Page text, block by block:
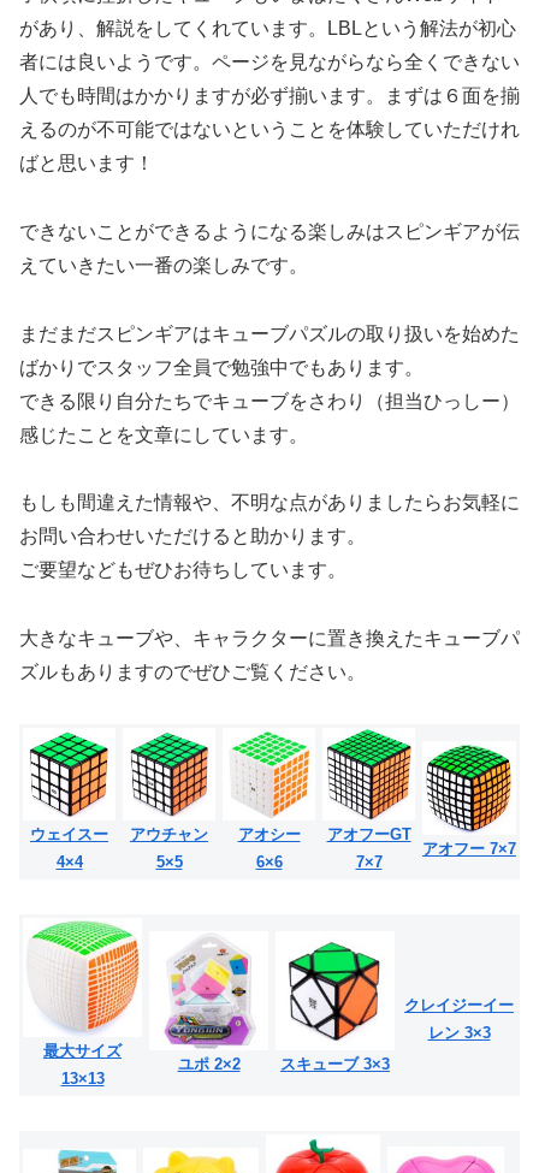
があり、解説をしてくれています。LBLという解法が初心
者には良いようです。ページを見ながらなら全くできない
人でも時間はかかりますが必ず揃います。まずは６面を揃
えるのが不可能ではないということを体験していただけれ
ばと思います！
できないことができるようになる楽しみはスピンギアが伝
えていきたい一番の楽しみです。
まだまだスピンギアはキューブパズルの取り扱いを始めた
ばかりでスタッフ全員で勉強中でもあります。
できる限り自分たちでキューブをさわり（担当ひっしー）
感じたことを文章にしています。
もしも間違えた情報や、不明な点がありましたらお気軽に
お問い合わせいただけると助かります。
ご要望などもぜひお待ちしています。
大きなキューブや、キャラクターに置き換えたキューブパ
ズルもありますのでぜひご覧ください。
ウェイスー
4×4
アウチャン
5×5
アオシー
6×6
アオフーGT
7×7
アオフー 7×7
最大サイズ
13×13
ユポ 2×2 スキューブ 3×3
クレイジーイー
レン 3×3